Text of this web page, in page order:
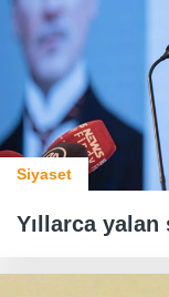
Siyaset
Yıllarca